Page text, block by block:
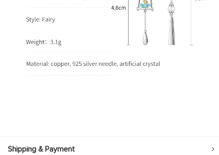
Shipping & Payment